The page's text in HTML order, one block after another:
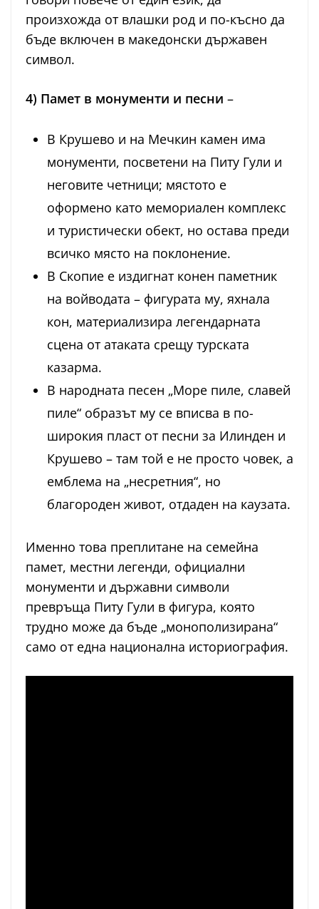
произхожда от влашки род и по-късно да
бъде включен в македонски държавен
символ.
4) Памет в монументи и песни –
В Крушево и на Мечкин камен има
монументи, посветени на Питу Гули и
неговите четници; мястото е
оформено като мемориален комплекс
и туристически обект, но остава преди
всичко място на поклонение.
В Скопие е издигнат конен паметник
на войводата – фигурата му, яхнала
кон, материализира легендарната
сцена от атаката срещу турската
казарма.
В народната песен „Море пиле, славей
пиле“ образът му се вписва в по-
широкия пласт от песни за Илинден и
Крушево – там той е не просто човек, а
емблема на „несретния“, но
благороден живот, отдаден на каузата.
Именно това преплитане на семейна
памет, местни легенди, официални
монументи и държавни символи
превръща Питу Гули в фигура, която
трудно може да бъде „монополизирана“
само от една национална историография.